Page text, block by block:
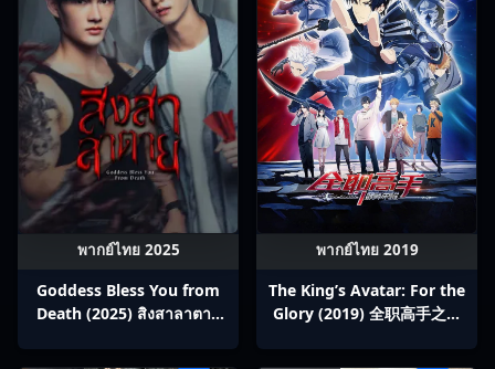
พากย์ไทย 2025
Goddess Bless You from
Death (2025) สิงสาลาตาย
พากย์ไทย 2019
The King’s Avatar: For the
Glory (2019) 全职高手之巅